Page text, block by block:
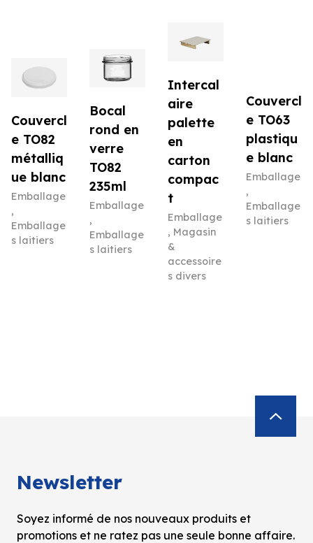
Couvercl
e TO82
métalliq
ue blanc
Emballage
,
Emballage
s laitiers
Bocal
rond en
verre
TO82
235ml
Emballage
,
Emballage
s laitiers
Intercal
aire
palette
en
carton
compac
t
Emballage
, Magasin
&
accessoire
s divers
Couvercl
e TO63
plastiqu
e blanc
Emballage
,
Emballage
s laitiers
Newsletter
Soyez informé de nos nouveaux produits et
promotions et ne ratez pas une seule bonne affaire.